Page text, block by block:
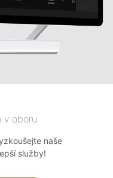
v oboru
naše
služby!